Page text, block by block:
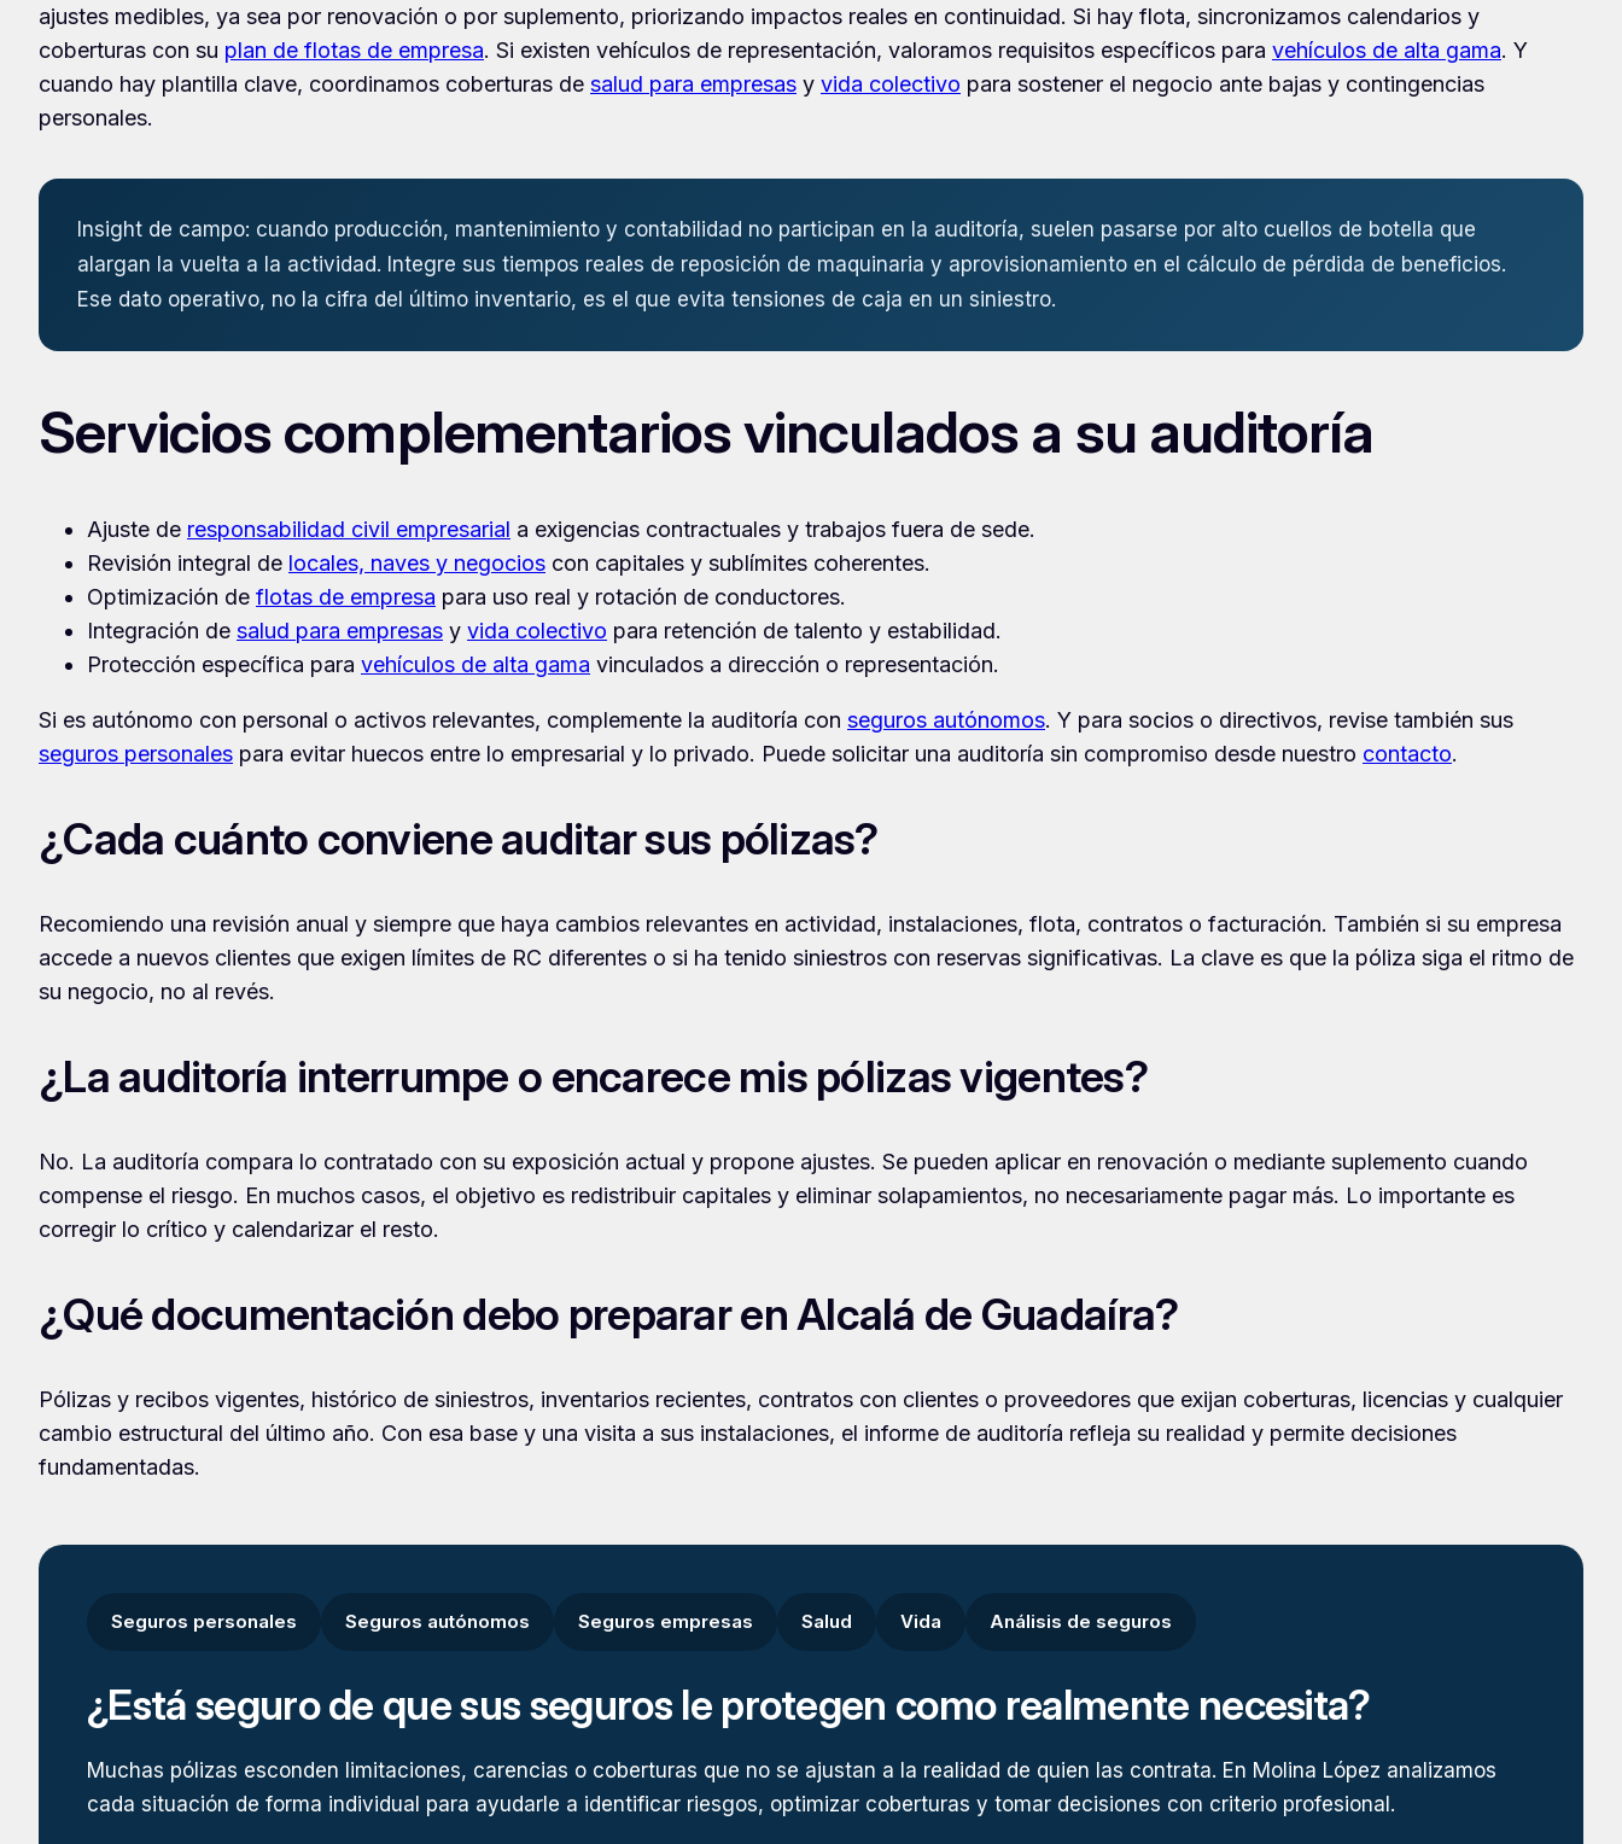
ajustes medibles, ya sea por renovación o por suplemento, priorizando impactos reales en continuidad. Si hay flota, sincronizamos calendarios y
coberturas con su plan de flotas de empresa. Si existen vehículos de representación, valoramos requisitos específicos para vehículos de alta gama. Y
cuando hay plantilla clave, coordinamos coberturas de salud para empresas y vida colectivo para sostener el negocio ante bajas y contingencias
personales.
Insight de campo: cuando producción, mantenimiento y contabilidad no participan en la auditoría, suelen pasarse por alto cuellos de botella que
alargan la vuelta a la actividad. Integre sus tiempos reales de reposición de maquinaria y aprovisionamiento en el cálculo de pérdida de beneficios.
Ese dato operativo, no la cifra del último inventario, es el que evita tensiones de caja en un siniestro.
Servicios complementarios vinculados a su auditoría
Ajuste de responsabilidad civil empresarial a exigencias contractuales y trabajos fuera de sede.
Revisión integral de locales, naves y negocios con capitales y sublímites coherentes.
Optimización de flotas de empresa para uso real y rotación de conductores.
Integración de salud para empresas y vida colectivo para retención de talento y estabilidad.
Protección específica para vehículos de alta gama vinculados a dirección o representación.
Si es autónomo con personal o activos relevantes, complemente la auditoría con seguros autónomos. Y para socios o directivos, revise también sus
seguros personales para evitar huecos entre lo empresarial y lo privado. Puede solicitar una auditoría sin compromiso desde nuestro contacto.
¿Cada cuánto conviene auditar sus pólizas?
Recomiendo una revisión anual y siempre que haya cambios relevantes en actividad, instalaciones, flota, contratos o facturación. También si su empresa
accede a nuevos clientes que exigen límites de RC diferentes o si ha tenido siniestros con reservas significativas. La clave es que la póliza siga el ritmo de
su negocio, no al revés.
¿La auditoría interrumpe o encarece mis pólizas vigentes?
No. La auditoría compara lo contratado con su exposición actual y propone ajustes. Se pueden aplicar en renovación o mediante suplemento cuando
compense el riesgo. En muchos casos, el objetivo es redistribuir capitales y eliminar solapamientos, no necesariamente pagar más. Lo importante es
corregir lo crítico y calendarizar el resto.
¿Qué documentación debo preparar en Alcalá de Guadaíra?
Pólizas y recibos vigentes, histórico de siniestros, inventarios recientes, contratos con clientes o proveedores que exijan coberturas, licencias y cualquier
cambio estructural del último año. Con esa base y una visita a sus instalaciones, el informe de auditoría refleja su realidad y permite decisiones
fundamentadas.
Seguros personales Seguros autónomos Seguros empresas Salud Vida Análisis de seguros
¿Está seguro de que sus seguros le protegen como realmente necesita?
Muchas pólizas esconden limitaciones, carencias o coberturas que no se ajustan a la realidad de quien las contrata. En Molina López analizamos
cada situación de forma individual para ayudarle a identificar riesgos, optimizar coberturas y tomar decisiones con criterio profesional.